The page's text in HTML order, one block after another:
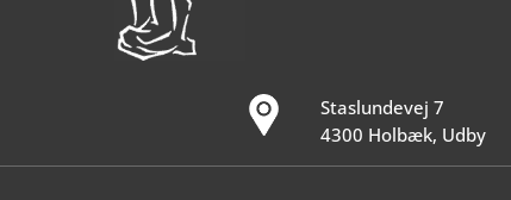
Staslundevej 7
4300 Holbæk, Udby